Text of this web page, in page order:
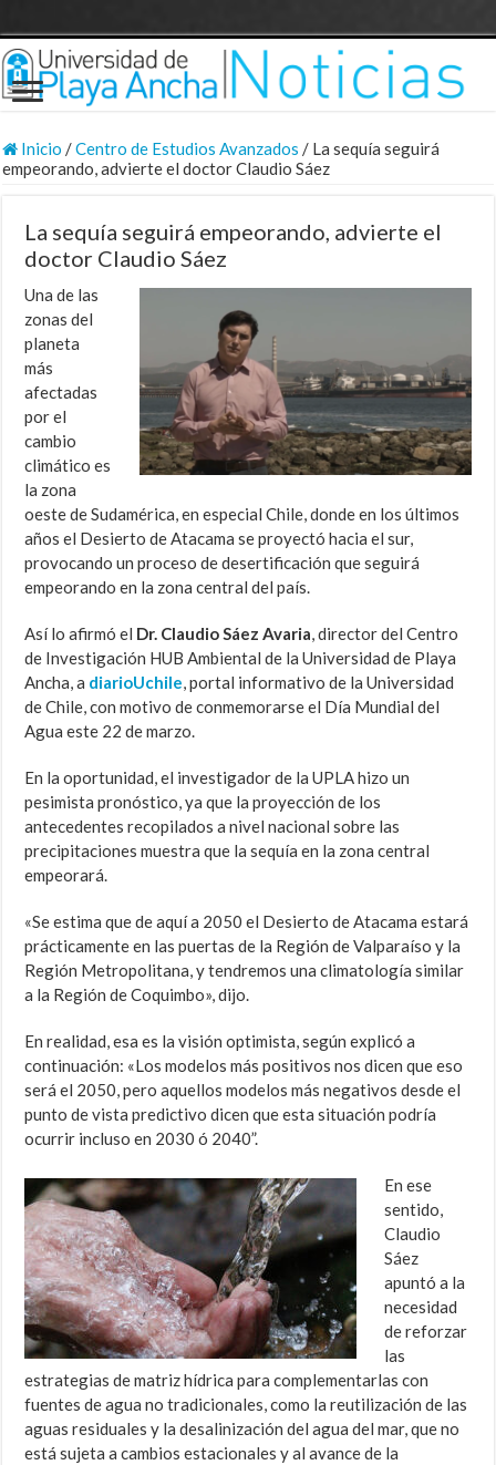
Inicio /Centro de Estudios Avanzados / La sequía seguirá
empeorando, advierte el doctor Claudio Sáez
La sequía seguirá empeorando, advierte el
doctor Claudio Sáez
Una de las
zonas del
planeta
más
afectadas
por el
cambio
climático es
la zona
oeste de Sudamérica, en especial Chile, donde en los últimos
años el Desierto de Atacama se proyectó hacia el sur,
provocando un proceso de desertificación que seguirá
empeorando en la zona central del país.
Así lo afirmó el Dr. Claudio Sáez Avaria, director del Centro
de Investigación HUB Ambiental de la Universidad de Playa
Ancha, a diarioUchile, portal informativo de la Universidad
de Chile, con motivo de conmemorarse el Día Mundial del
Agua este 22 de marzo.
En la oportunidad, el investigador de la UPLA hizo un
pesimista pronóstico, ya que la proyección de los
antecedentes recopilados a nivel nacional sobre las
precipitaciones muestra que la sequía en la zona central
empeorará.
«Se estima que de aquí a 2050 el Desierto de Atacama estará
prácticamente en las puertas de la Región de Valparaíso y la
Región Metropolitana, y tendremos una climatología similar
a la Región de Coquimbo», dijo.
En realidad, esa es la visión optimista, según explicó a
continuación: «Los modelos más positivos nos dicen que eso
será el 2050, pero aquellos modelos más negativos desde el
punto de vista predictivo dicen que esta situación podría
ocurrir incluso en 2030 ó 2040”.
En ese
sentido,
Claudio
Sáez
apuntó a la
necesidad
de reforzar
las
estrategias de matriz hídrica para complementarlas con
fuentes de agua no tradicionales, como la reutilización de las
aguas residuales y la desalinización del agua del mar, que no
está sujeta a cambios estacionales y al avance de la